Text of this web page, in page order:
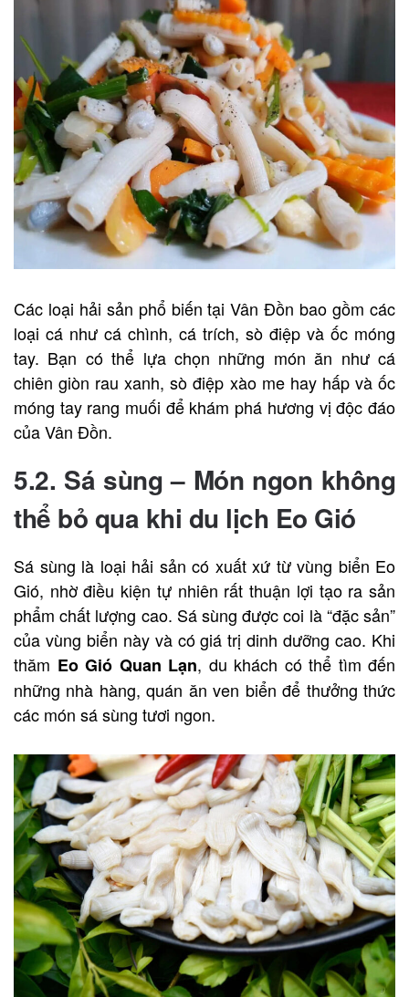
Các loại hải sản phổ biến tại Vân Đồn bao gồm các
loại cá như cá chình, cá trích, sò điệp và ốc móng
tay. Bạn có thể lựa chọn những món ăn như cá
chiên giòn rau xanh, sò điệp xào me hay hấp và ốc
móng tay rang muối để khám phá hương vị độc đáo
của Vân Đồn.
5.2. Sá sùng – Món ngon không
thể bỏ qua khi du lịch Eo Gió
Sá sùng là loại hải sản có xuất xứ từ vùng biển Eo
Gió, nhờ điều kiện tự nhiên rất thuận lợi tạo ra sản
phẩm chất lượng cao. Sá sùng được coi là “đặc sản”
của vùng biển này và có giá trị dinh dưỡng cao. Khi
thăm Eo Gió Quan Lạn, du khách có thể tìm đến
những nhà hàng, quán ăn ven biển để thưởng thức
các món sá sùng tươi ngon.